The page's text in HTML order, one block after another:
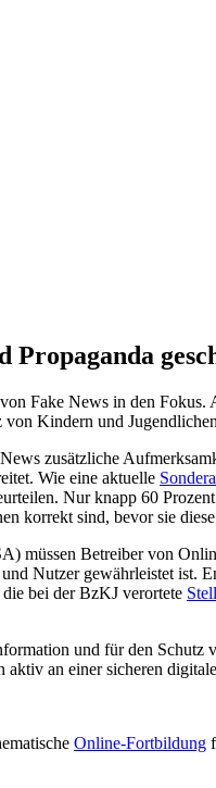
Propaganda
Fake News in den Fokus.
Kindern und
zusätzliche
Wie eine aktuelle
Nur knapp 60
korrekt sind, bevor sie
müssen Betreiber von
Nutzer gewährleistet ist.
bei der BzKJ verortete
und für den Schutz
an einer sicheren
Online-Fortbildung